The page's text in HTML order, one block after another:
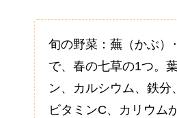
旬の野菜：蕪（かぶ
で、春の七草の1つ。
ン、カルシウム、鉄分
ビタミンC、カリウム